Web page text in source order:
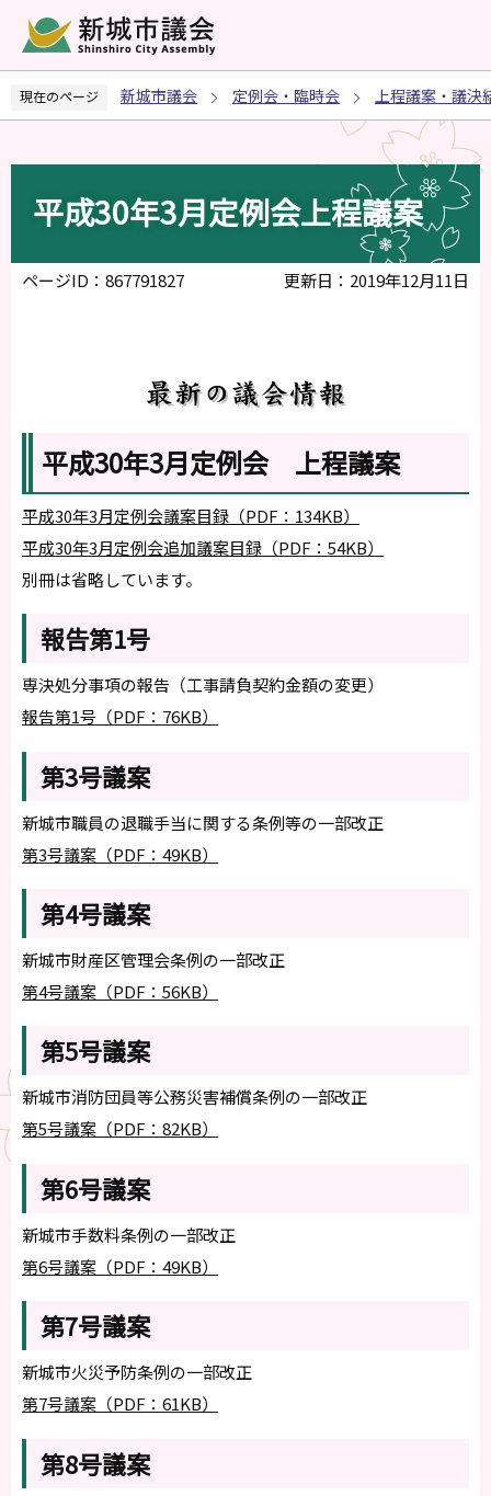
ペ
の
現在のページ 新城市議会 定例会・臨時会 上程議案・議決
平成30年3月定例会上程議案
ページID：867791827 更新日：2019年12月11日
平成30年3月定例会 上程議案
平成30年3月定例会議案目録（PDF：134KB）
平成30年3月定例会追加議案目録（PDF：54KB）
別冊は省略しています。
報告第1号
専決処分事項の報告（工事請負契約金額の変更）
報告第1号（PDF：76KB）
第3号議案
新城市職員の退職手当に関する条例等の一部改正
第3号議案（PDF：49KB）
第4号議案
新城市財産区管理会条例の一部改正
第4号議案（PDF：56KB）
第5号議案
新城市消防団員等公務災害補償条例の一部改正
第5号議案（PDF：82KB）
第6号議案
新城市手数料条例の一部改正
第6号議案（PDF：49KB）
第7号議案
新城市火災予防条例の一部改正
第7号議案（PDF：61KB）
第8号議案